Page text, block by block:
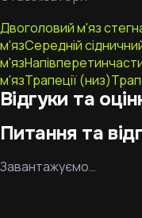
Двоголовий м'яз
м'язСередній
м'яз
м'язТрапеції (низ)
Відгуки та
Питання та
Завантажуємо…